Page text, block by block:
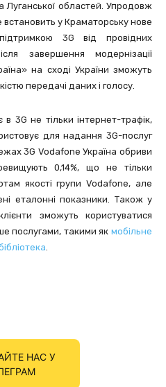
Луганської областей. Упродовж
у Краматорську нове
3G від провідних
завершення модернізації
на сході України зможуть
передачі даних і голосу.
3G не тільки інтернет-трафік,
для надання 3G-послуг
3G Vodafone Україна обриви
0,14%, що не тільки
якості групи Vodafone, але
еталонні показники. Також у
зможуть користуватися
послугами, такими як мобільне
.
НАС У